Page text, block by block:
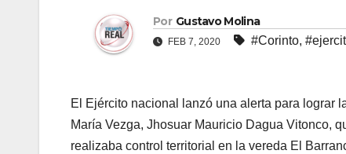
Por Gustavo Molina
FEB 7, 2020 #Corinto,
El Ejército nacional lanzó una alerta para lograr
María Vezga, Jhosuar Mauricio Dagua Vitonco,
realizaba control territorial en la vereda El